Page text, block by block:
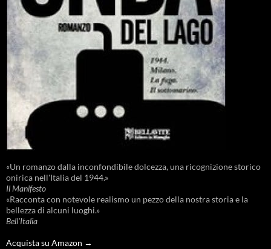
«Un romanzo dalla inconfondibile dolcezza, una ricognizione storico
onirica nell'Italia del 1944.»
Il Manifesto
«Racconta con notevole realismo un pezzo della nostra storia e la
bellezza di alcuni luoghi.»
Bell'Italia
Acquista su Amazon →